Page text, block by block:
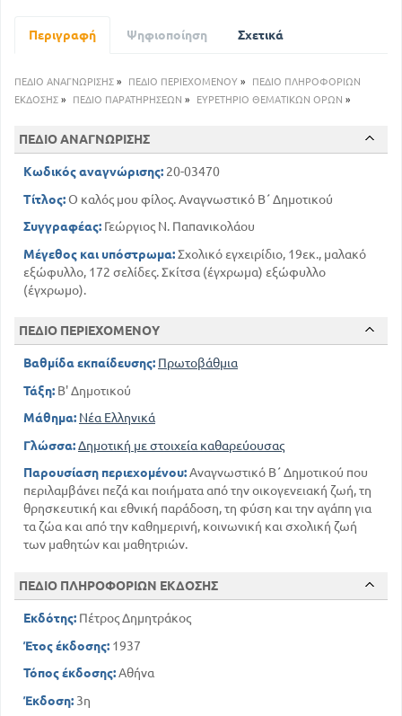
Περιγραφή Ψηφιοποίηση Σχετικά
ΠΕΔΙΟ ΑΝΑΓΝΩΡΙΣΗΣ » ΠΕΔΙΟ ΠΕΡΙΕΧΟΜΕΝΟΥ »
ΠΕΔΙΟ ΠΛΗΡΟΦΟΡΙΩΝ
ΕΚΔΟΣΗΣ » ΠΕΔΙΟ ΠΑΡΑΤΗΡΗΣΕΩΝ » ΕΥΡΕΤΗΡΙΟ ΘΕΜΑΤΙΚΩΝ ΟΡΩΝ »
ΠΕΔΙΟ ΑΝΑΓΝΩΡΙΣΗΣ
Κωδικός αναγνώρισης: 20-03470
Τίτλος:Ο καλός μου φίλος. Αναγνωστικό Β΄ Δημοτικού
Συγγραφέας: Γεώργιος Ν. Παπανικολάου
Μέγεθος και υπόστρωμα:Σχολικό εγχειρίδιο, 19εκ., μαλακό
εξώφυλλο, 172 σελίδες. Σκίτσα (έγχρωμα) εξώφυλλο
(έγχρωμο).
ΠΕΔΙΟ ΠΕΡΙΕΧΟΜΕΝΟΥ
Βαθμίδα εκπαίδευσης: Πρωτοβάθμια
Τάξη: Β' Δημοτικού
Μάθημα: Νέα Ελληνικά
Γλώσσα:Δημοτική με στοιχεία καθαρεύουσας
Παρουσίαση περιεχομένου:Αναγνωστικό Β΄ Δημοτικού που
περιλαμβάνει πεζά και ποιήματα από την οικογενειακή ζωή, τη
θρησκευτική και εθνική παράδοση, τη φύση και την αγάπη για
τα ζώα και από την καθημερινή, κοινωνική και σχολική ζωή
των μαθητών και μαθητριών.
ΠΕΔΙΟ ΠΛΗΡΟΦΟΡΙΩΝ ΕΚΔΟΣΗΣ
Εκδότης: Πέτρος Δημητράκος
Έτος έκδοσης: 1937
Τόπος έκδοσης:Αθήνα
Έκδοση: 3η